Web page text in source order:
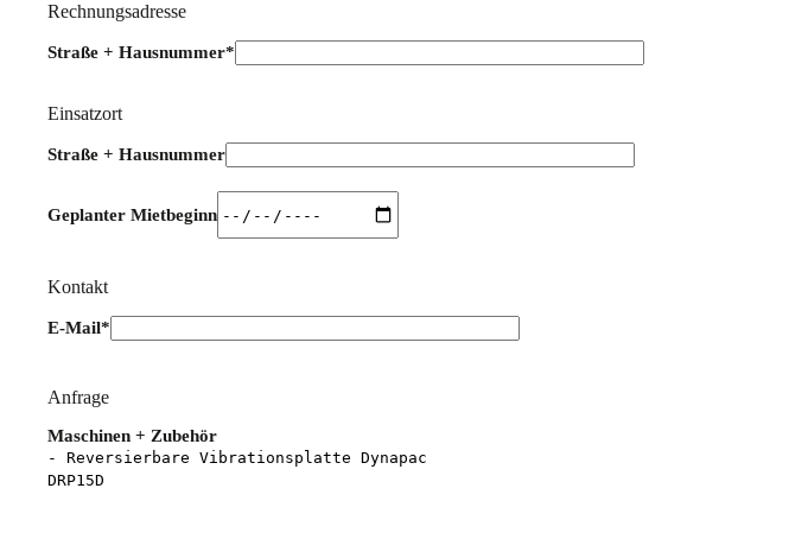
Rechnungsadresse
Straße + Hausnummer*
Einsatzort
Straße + Hausnummer
Geplanter Mietbeginn
Kontakt
E-Mail*
Anfrage
Maschinen + Zubehör